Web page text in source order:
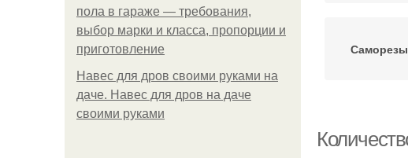
пола в гараже — требования,
выбор марки и класса, пропорции и
приготовление
Навес для дров своими руками на
даче. Навес для дров на даче
своими руками